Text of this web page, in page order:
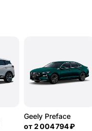
Geely Preface
от2 004 794 ₽